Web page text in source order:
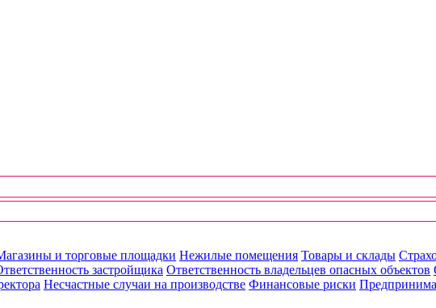
и торговые площадки Нежилые помещения Товары и склады
застройщика Ответственность владельцев опасных объектов
Несчастные случаи на производстве Финансовые риски